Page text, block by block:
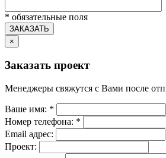
* обязательные поля
ЗАКАЗАТЬ
×
Заказать проект
Менеджеры свяжутся с Вами после
Ваше имя: *
Номер телефона: *
Email адрес:
Проект: